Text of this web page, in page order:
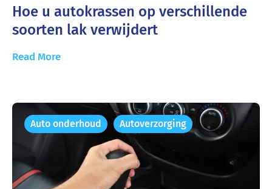
Hoe u autokrassen op verschillende
soorten lak verwijdert
Read More
Auto onderhoud Autoverzorging